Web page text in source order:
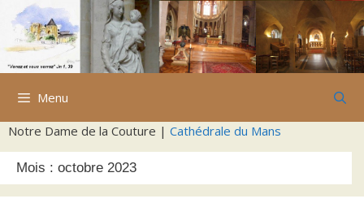
Aller
contenu
Menu
Notre Dame de la Couture | Cathédrale du Mans
Mois : octobre 2023